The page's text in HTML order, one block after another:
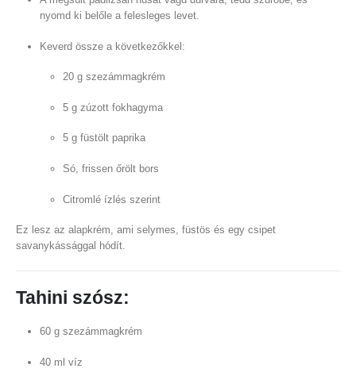
nyomd ki belőle a felesleges levet.
Keverd össze a következőkkel:
20 g szezámmagkrém
5 g zúzott fokhagyma
5 g füstölt paprika
Só, frissen őrölt bors
Citromlé ízlés szerint
Ez lesz az alapkrém, ami selymes, füstös és egy csipet
savanykássággal hódít.
Tahini szósz:
60 g szezámmagkrém
40 ml víz